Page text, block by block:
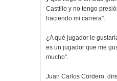
Castillo y no tengo
haciendo mi carrera”.
¿A qué jugador le
es un jugador que me
mucho”.
Juan Carlos Cordero,